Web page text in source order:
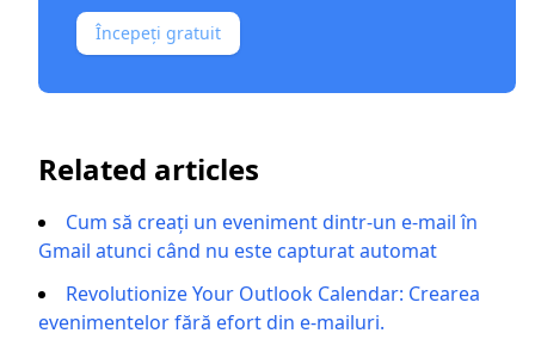
Începeți gratuit
Related articles
Cum să creați un eveniment dintr-un e-mail în
Gmail atunci când nu este capturat automat
Revolutionize Your Outlook Calendar: Crearea
evenimentelor fără efort din e-mailuri.